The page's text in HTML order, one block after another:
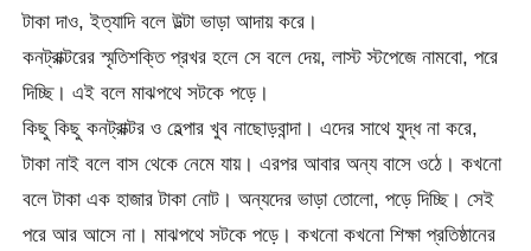
টাকা দাও, ইত্যাদি বলে উল্টা ভাড়া আদায় করে।
কনট্রাক্টরের স্মৃতিশক্তি প্রখর হলে সে বলে দেয়, লাস্ট স্টপেজে নামবো, পরে
দিচ্ছি। এই বলে মাঝপথে সটকে পড়ে।
কিছু কিছু কনট্রাক্টর ও হেল্পার খুব নাছোড়বান্দা। এদের সাথে যুদ্ধ না করে,
টাকা নাই বলে বাস থেকে নেমে যায়। এরপর আবার অন্য বাসে ওঠে। কখনো
বলে টাকা এক হাজার টাকা নোট। অন্যদের ভাড়া তোলো, পড়ে দিচ্ছি। সেই
পরে আর আসে না। মাঝপথে সটকে পড়ে। কখনো কখনো শিক্ষা প্রতিষ্ঠানের